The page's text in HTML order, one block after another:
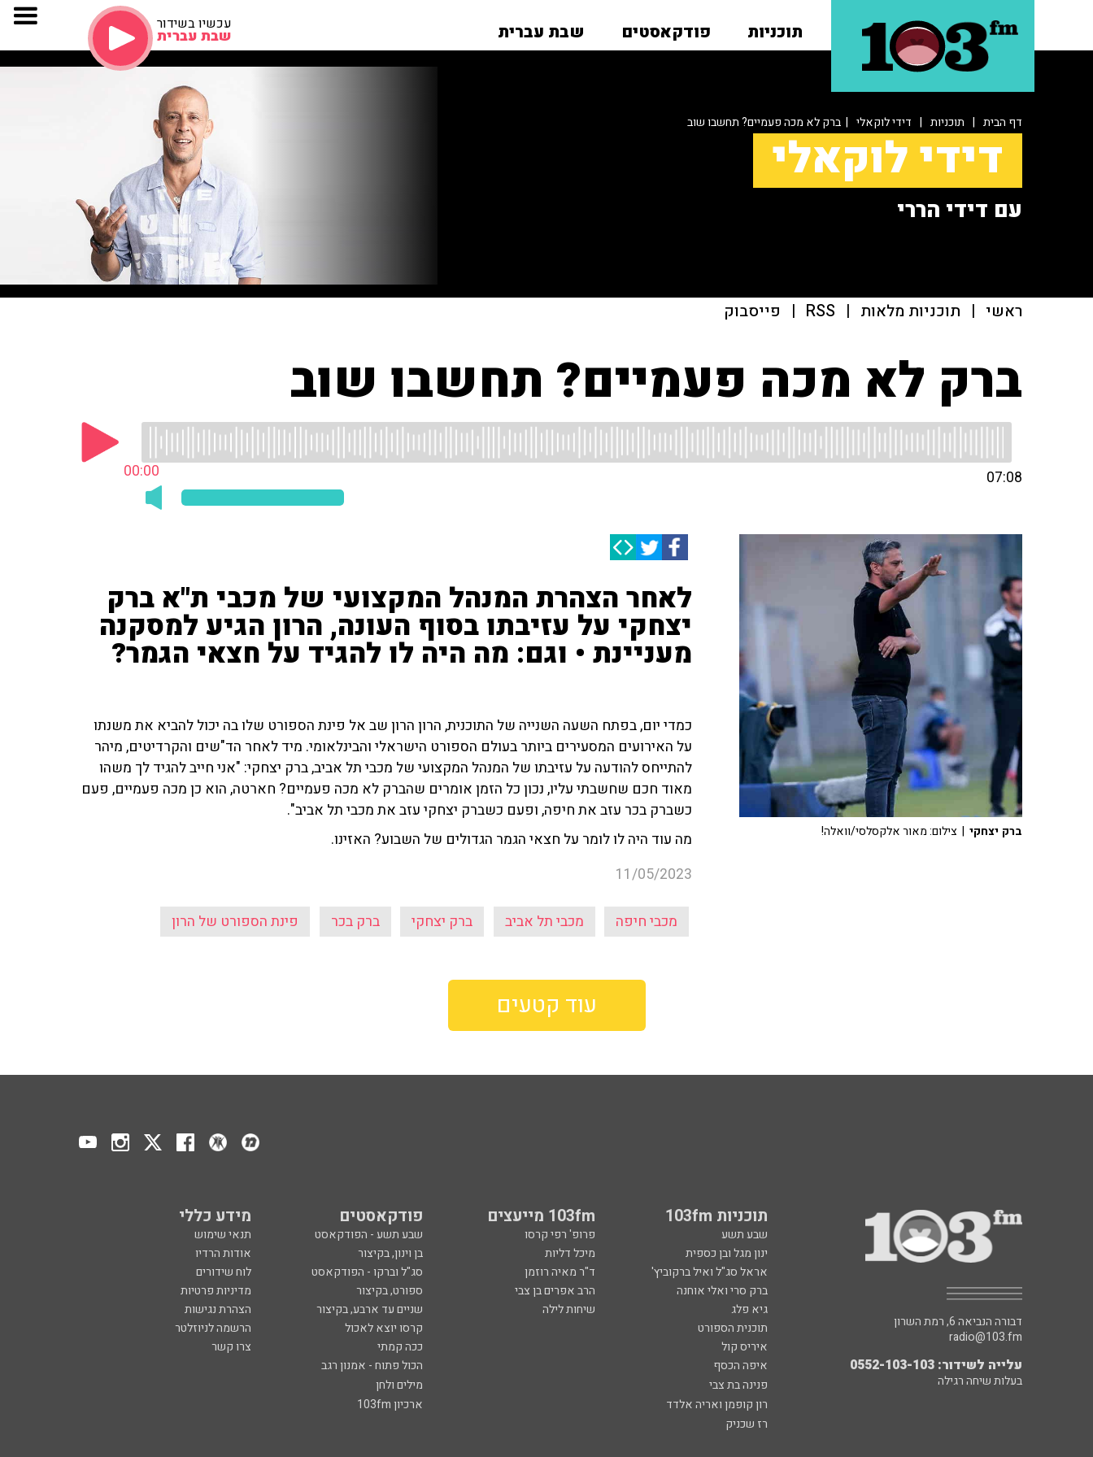
תוכניות פודקאסטים שבת עברית עכשיו בשידור
שבת עברית
דף הבית | תוכניות | דידי לוקאלי | ברק לא מכה פעמיים? תחשבו שוב
דידי לוקאלי
עם דידי הררי
ראשי | תוכניות מלאות |
RSS
| פייסבוק
ברק לא מכה פעמיים? תחשבו שוב
00:00 07:08
לאחר הצהרת המנהל המקצועי של מכבי ת"א ברק
יצחקי על עזיבתו בסוף העונה, הרון הגיע למסקנה
מעניינת • וגם: מה היה לו להגיד על חצאי הגמר?
כמדי יום, בפתח השעה השנייה של התוכנית, הרון הרון שב אל פינת הספורט שלו בה יכול להביא את משנתו
על האירועים המסעירים ביותר בעולם הספורט הישראלי והבינלאומי. מיד לאחר הד"שים והקרדיטים, מיהר
להתייחס להודעה על עזיבתו של המנהל המקצועי של מכבי תל אביב, ברק יצחקי: "אני חייב להגיד לך משהו
מאוד חכם שחשבתי עליו, נכון כל הזמן אומרים שהברק לא מכה פעמיים? חארטה, הוא כן מכה פעמיים, פעם
כשברק בכר עזב את חיפה, ופעם כשברק יצחקי עזב את מכבי תל אביב".
מה עוד היה לו לומר על חצאי הגמר הגדולים של השבוע? האזינו.
11/05/2023
מכבי חיפה מכבי תל אביב ברק יצחקי ברק בכר פינת הספורט של הרון
ברק יצחקי | צילום: מאור אלקסלסי/וואלה!
עוד קטעים
תוכניות 103fm 103fm מייעצים פודקאסטים מידע כללי
שבע תשע פרופ' רפי קרסו שבע תשע - הפודקאסט
תנאי שימוש
ינון מגל ובן כספית
מיכל דליות בן וינון, בקיצור
אודות הרדיו
אראל סג"ל ואיל ברקוביץ'
ד"ר מאיה רוזמן סג"ל וברקו - הפודקאסט
לוח שידורים
ברק סרי ואלי אוחנה
הרב אפרים בן צבי ספורט, בקיצור
מדיניות פרטיות
גיא פלג
שיחות לילה שניים עד ארבע, בקיצור
הצהרת נגישות
תוכנית הספורט
קרסו יוצא לאכול
הרשמה לניוזלטר
איריס קול
ככה קמתי
צרו קשר
איפה הכסף
הכול פתוח - אמנון רגב
פנינה בת צבי
מילים ולחן
רון קופמן ואריה אלדד
ארכיון 103fm
רז שכניק
דבורה הנביאה 6, רמת השרון
radio@103.fm
עלייה לשידור: 0552-103-103
בעלות שיחה רגילה